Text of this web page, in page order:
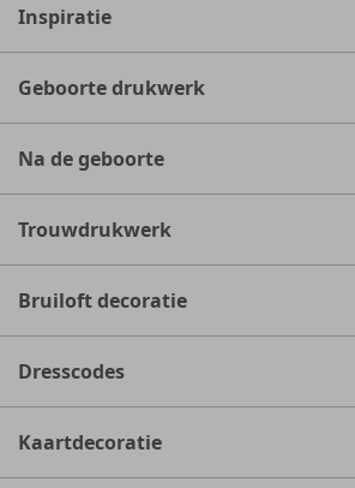
Inspiratie
Geboorte drukwerk
Na de geboorte
Trouwdrukwerk
Bruiloft decoratie
Dresscodes
Kaartdecoratie